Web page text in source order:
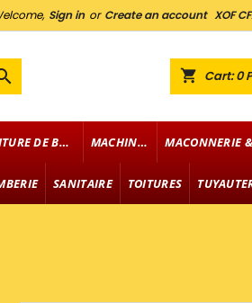
XOF
Sign in or Create an account
shopping_cart Cart: 0
FOURNITURE DE BUREAU MACHINERIE
SANITAIRE TOITURES